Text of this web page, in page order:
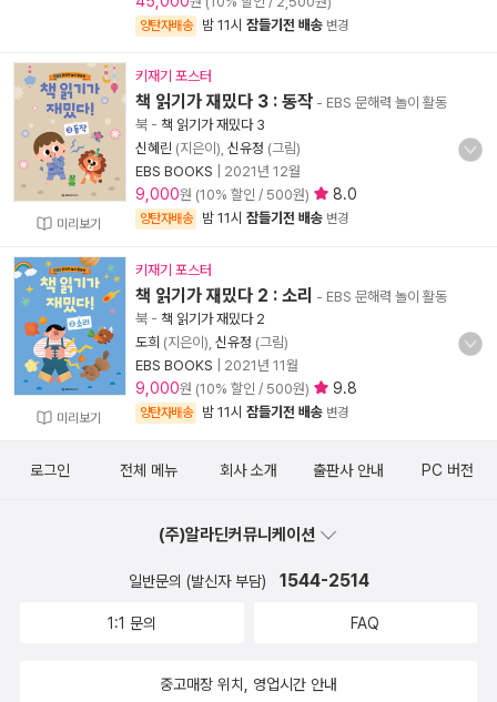
양탄자배송 밤 11시 잠들기전 배송 변경
미리보기
키재기 포스터
책 읽기가 재밌다 3 : 동작 - EBS 문해력 놀이 활동
북 - 책 읽기가 재밌다 3
신혜린 (지은이), 신유정 (그림)
EBS BOOKS
2021년 12월
9,000원 (10% 할인 / 500원) 8.0
양탄자배송 밤 11시 잠들기전 배송 변경
미리보기
키재기 포스터
책 읽기가 재밌다 2 : 소리 - EBS 문해력 놀이 활동
북 - 책 읽기가 재밌다 2
도희 (지은이), 신유정 (그림)
EBS BOOKS
2021년 11월
9,000원 (10% 할인 / 500원) 9.8
양탄자배송 밤 11시 잠들기전 배송 변경
로그인 전체 메뉴 회사 소개 출판사 안내 PC 버전
(주)알라딘커뮤니케이션
일반문의 (발신자 부담) 1544-2514
1:1 문의 FAQ
중고매장 위치, 영업시간 안내